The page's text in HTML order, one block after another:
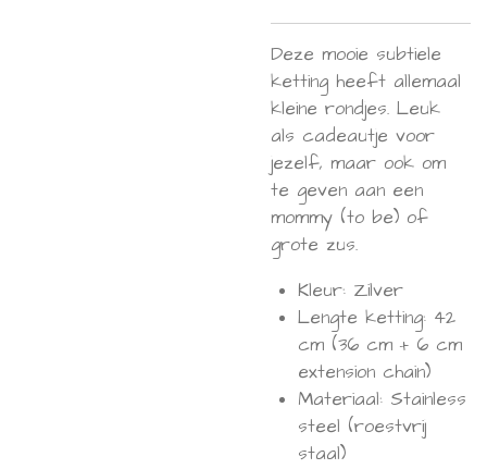
Deze mooie subtiele
ketting heeft allemaal
kleine rondjes. Leuk
als cadeautje voor
jezelf, maar ook om
te geven aan een
mommy (to be) of
grote zus.
Kleur: Zilver
Lengte ketting: 42
cm (36 cm + 6 cm
extension chain)
Materiaal: Stainless
steel (roestvrij
staal)